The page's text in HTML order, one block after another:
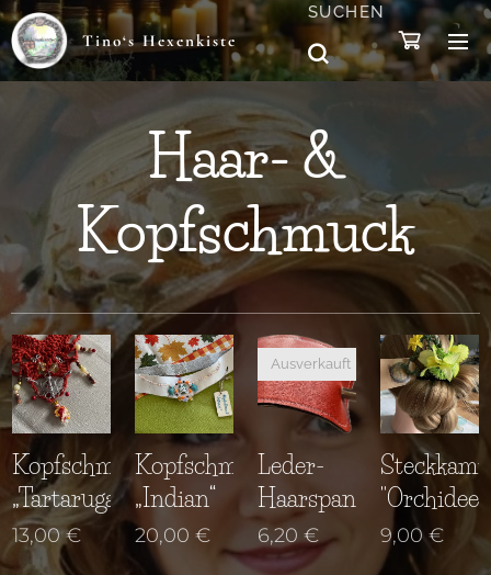
Tino‘s Hexenkiste
SUCHEN
Haar- &
Kopfschmuck
Kopfschmuck
„Tartaruga“
13,00€
Kopfschmuck
„Indian“
20,00 €
Leder-
Haarspange
Ausverkauft
6,20 €
"Orchidee"
9,00 €